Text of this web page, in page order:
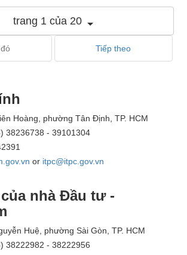
trang 1 của 20
Tiếp theo
Hoàng, phường Tân Định, TP. HCM
38236738 - 39101304
or itpc@itpc.gov.vn
nhà Đầu tư -
Huệ, phường Sài Gòn, TP. HCM
38222982 - 38222956